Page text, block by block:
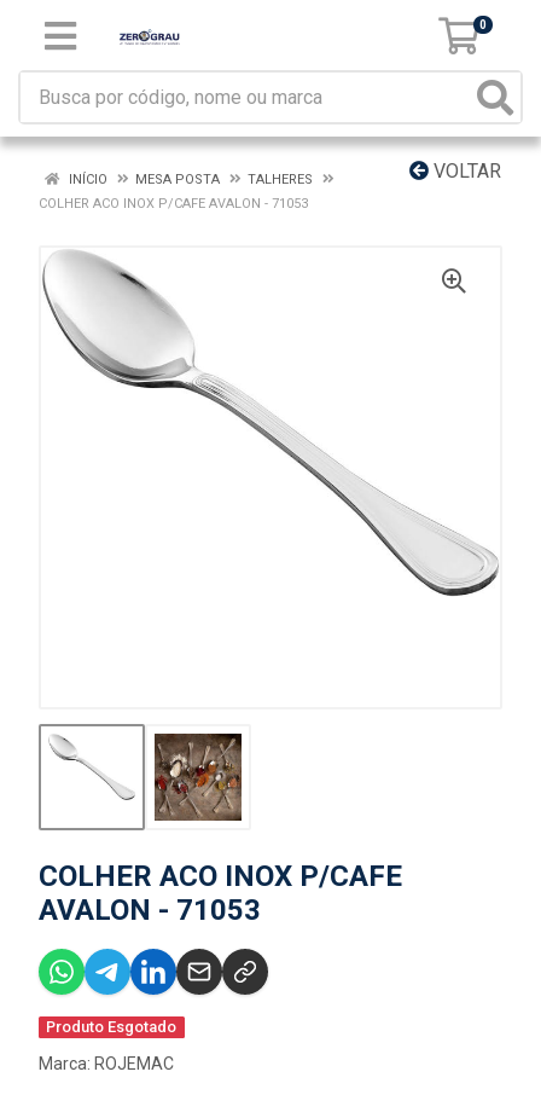
0
VOLTAR
INÍCIO MESA POSTA
TALHERES
COLHER ACO INOX P/CAFE AVALON - 71053
COLHER ACO INOX P/CAFE
AVALON - 71053
Produto Esgotado
Marca: ROJEMAC